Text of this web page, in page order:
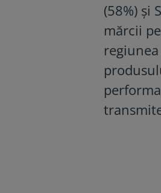
(58%) și
mărcii